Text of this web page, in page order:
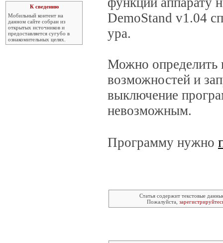
К сведению
Мобильный контент на
данном сайте собран из
открытых источников и
предоставляется сугубо в
ознакомительных целях.
DemoStand v1.04
ура.
Можно определить
возможностей и
выключение
невозможным.
Программу нужно
Статья содержит текстовые
Пожалуйста,